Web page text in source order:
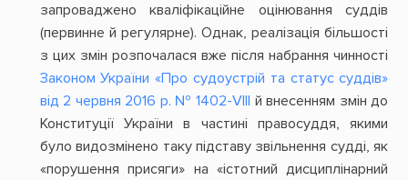
запроваджено кваліфікаційне оцінювання суддів
(первинне й регулярне). Однак, реалізація більшості
з цих змін розпочалася вже після набрання чинності
Законом України «Про судоустрій та статус суддів»
від 2 червня 2016 р. № 1402-VIII й внесенням змін до
Конституції України в частині правосуддя, якими
було видозмінено таку підставу звільнення судді, як
«порушення присяги» на «істотний дисциплінарний